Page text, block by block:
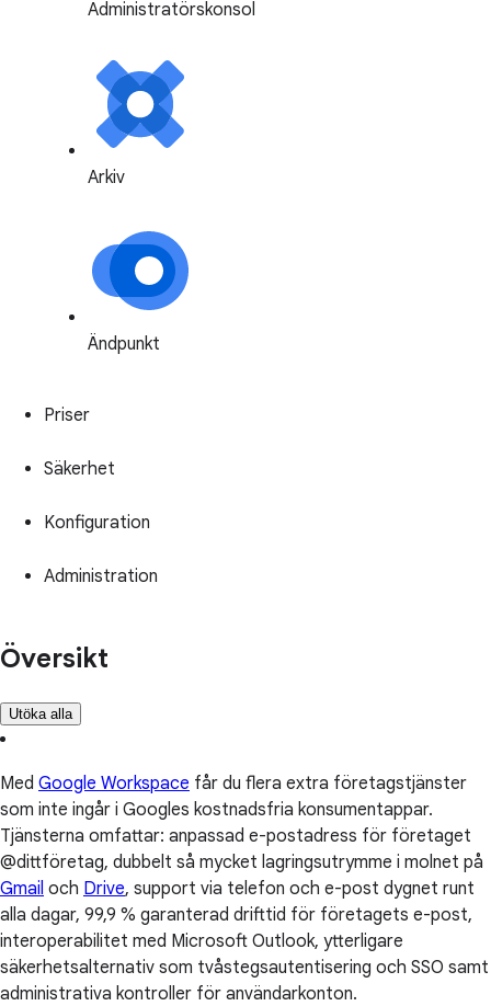
Administratörskonsol
Arkiv
Ändpunkt
Priser
Säkerhet
Konfiguration
Administration
Översikt
Utöka alla
Med Google Workspace får du flera extra företagstjänster
som inte ingår i Googles kostnadsfria konsumentappar.
Tjänsterna omfattar: anpassad e-postadress för företaget
@dittföretag, dubbelt så mycket lagringsutrymme i molnet på
Gmail och Drive, support via telefon och e-post dygnet runt
alla dagar, 99,9 % garanterad drifttid för företagets e-post,
interoperabilitet med Microsoft Outlook, ytterligare
säkerhetsalternativ som tvåstegsautentisering och SSO samt
administrativa kontroller för användarkonton.